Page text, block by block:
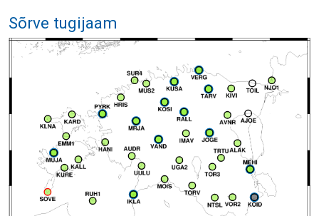
Sõrve tugijaam